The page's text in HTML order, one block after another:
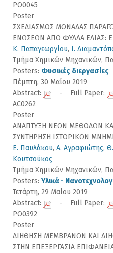
PO0045
Poster
ΣΧΕΔΙΑΣΜΟΣ ΜΟΝΑΔΑΣ
ΕΝΩΣΕΩΝ ΑΠΟ ΦΥΛΛΑ ΕΛΙΑΣ:
Κ. Παπαγεωργίου, Ι.
Τμήμα Χημικών Μηχανικών,
Posters: Φυσικές διεργασίες
Πέμπτη, 30 Μαίου 2019
Abstract:
- Full Paper:
AC0262
Poster
ΑΝΑΠΤΥΞΗ ΝΕΩΝ ΜΕΘΟΔΩΝ
ΣΥΝΤΗΡΗΣΗ ΙΣΤΟΡΙΚΩΝ
Ε. Παυλάκου, Α. Αγραφιώτης,
Κουτσούκος
Τμήμα Χημικών Μηχανικών,
Posters: Υλικά -
Τετάρτη, 29 Μαίου 2019
Abstract:
- Full Paper:
PO0392
Poster
ΔΙΗΘΗΣΗ ΜΕΜΒΡΑΝΩΝ ΚΑΙ
ΣΤΗΝ ΕΠΕΞΕΡΓΑΣΙΑ